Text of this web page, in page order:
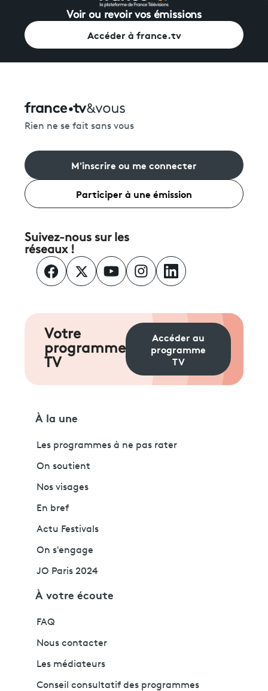
Voir ou revoir vos émissions
Accéder à france.tv
Rien ne se fait sans vous
M'inscrire ou me connecter
Participer à une émission
Suivez-nous sur les
réseaux !
Votre
programme
TV
Accéder au
programme
TV
À la une
Les programmes à ne pas rater
On soutient
Nos visages
En bref
Actu Festivals
On s'engage
JO Paris 2024
À votre écoute
FAQ
Nous contacter
Les médiateurs
Conseil consultatif des programmes